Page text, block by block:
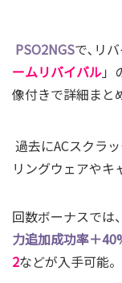
PSO2NGSで､リ
ームリバイバル」
像付きで詳細まと
過去にACスクラ
リングウェアやキ
回数ボーナスでは、
力追加成功率＋
2などが入手可能。